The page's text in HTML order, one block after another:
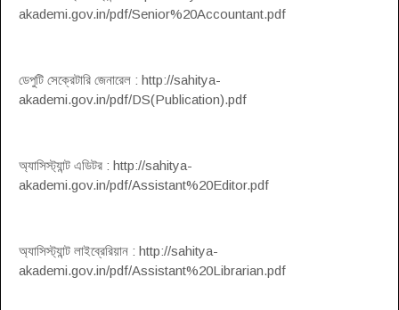
akademi.gov.in/pdf/Senior%20Accountant.pdf
ডেপুটি সেক্রেটারি জেনারেল : http://sahitya-
akademi.gov.in/pdf/DS(Publication).pdf
অ্যাসিস্ট্যান্ট এডিটর : http://sahitya-
akademi.gov.in/pdf/Assistant%20Editor.pdf
অ্যাসিস্ট্যান্ট লাইব্রেরিয়ান : http://sahitya-
akademi.gov.in/pdf/Assistant%20Librarian.pdf